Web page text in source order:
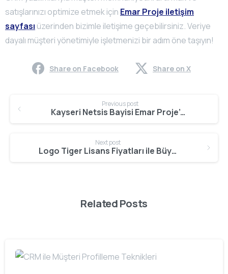
satışlarınızı optimize etmek için Emar Proje iletişim
sayfası üzerinden bizimle iletişime geçebilirsiniz. Veriye
dayalı müşteri yönetimiyle işletmenizi bir adım öne taşıyın!
Share on Facebook Share on X
Reading
Previous post
Kayseri Netsis Bayisi Emar Proje’den Alabileceğiniz Yazılım Çözümleri
Next post
Logo Tiger Lisans Fiyatları ile Büyük İşletmeler İçin Uygun ERP Seçenekleri
Related Posts